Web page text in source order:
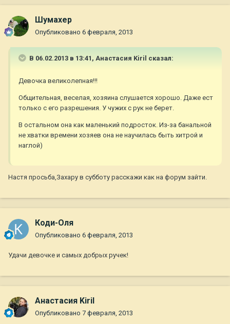
Шумахер
Опубликовано 6 февраля, 2013
В 06.02.2013 в 13:41, Анастасия Kiril сказал:
Девочка великолепная!!!
Общительная, веселая, хозяина слушается хорошо. Даже ест
только с его разрешения. У чужих с рук не берет.
В остальном она как маленький подросток. Из-за банальной
не хватки времени хозяев она не научилась быть хитрой и
наглой)
Настя просьба,Захару в субботу расскажи как на форум зайти.
Коди-Оля
Опубликовано 6 февраля, 2013
Удачи девочке и самых добрых ручек!
Анастасия Kiril
Опубликовано 7 февраля, 2013